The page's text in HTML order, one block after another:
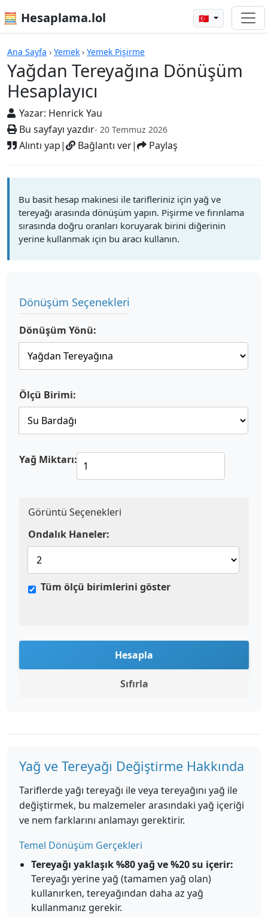
🧮 Hesaplama.lol 🇹🇷
Ana Sayfa › Yemek › Yemek Pişirme
Yağdan Tereyağına Dönüşüm
Hesaplayıcı
Yazar: Henrick Yau
Bu sayfayı yazdır- 20 Temmuz 2026
Alıntı yap| Bağlantı ver| Paylaş
Hesap Makineleri
Bu basit hesap makinesi ile tarifleriniz için yağ ve
tereyağı arasında dönüşüm yapın. Pişirme ve fırınlama
sırasında doğru oranları koruyarak birini diğerinin
yerine kullanmak için bu aracı kullanın.
Dönüşüm Seçenekleri
Dönüşüm Yönü:
Ölçü Birimi:
Yağ Miktarı:
Görüntü Seçenekleri
Ondalık Haneler:
Tüm ölçü birimlerini göster
Hesapla
Sıfırla
Yağ ve Tereyağı Değiştirme Hakkında
Tariflerde yağı tereyağı ile veya tereyağını yağ ile
değiştirmek, bu malzemeler arasındaki yağ içeriği
ve nem farklarını anlamayı gerektirir.
Temel Dönüşüm Gerçekleri
Tereyağı yaklaşık %80 yağ ve %20 su içerir:
Tereyağı yerine yağ (tamamen yağ olan)
kullanırken, tereyağından daha az yağ
kullanmanız gerekir.